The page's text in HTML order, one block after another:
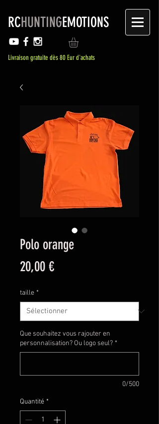
RCHUNTINGEMOTIONS
Livraison gratuite dès 80 Eur d'achats
Polo orange
20,00 €Prix
taille *
Que souhaitez vous rajouter en
personnalisation? Ou logo seul? *
0/500
Quantité *